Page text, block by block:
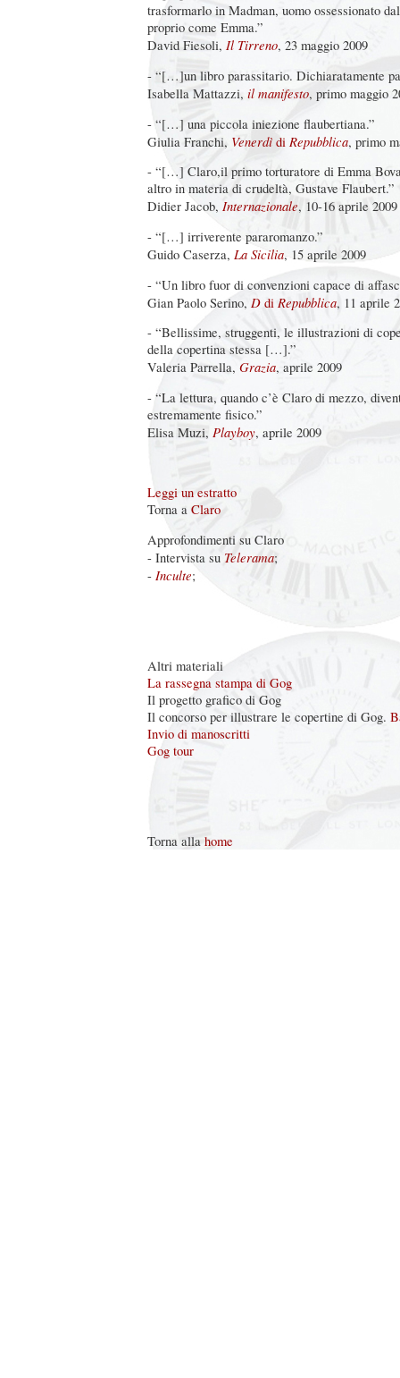
trasformarlo in Madman, uomo ossessionato
proprio come Emma.”
David Fiesoli, Il Tirreno, 23 maggio 2009
- “[…]un libro parassitario. Dichiaratamente
Isabella Mattazzi, il manifesto, primo maggio
- “[…] una piccola iniezione flaubertiana.”
Giulia Franchi, Venerdì di Repubblica, primo
- “[…] Claro,il primo torturatore di Emma
altro in materia di crudeltà, Gustave Flaubert.”
Didier Jacob, Internazionale, 10-16 aprile 2009
- “[…] irriverente pararomanzo.”
Guido Caserza, La Sicilia, 15 aprile 2009
- “Un libro fuor di convenzioni capace di
Gian Paolo Serino, D di Repubblica, 11 aprile
- “Bellissime, struggenti, le illustrazioni di
della copertina stessa […].”
Valeria Parrella, Grazia, aprile 2009
- “La lettura, quando c’è Claro di mezzo,
estremamente fisico.”
Elisa Muzi, Playboy, aprile 2009
Leggi un estratto
Torna a Claro
Approfondimenti su Claro
- Intervista su Telerama;
- Inculte;
Altri materiali
La rassegna stampa di Gog
Il progetto grafico di Gog
Il concorso per illustrare le copertine di Gog.
Invio di manoscritti
Gog tour
Torna alla home